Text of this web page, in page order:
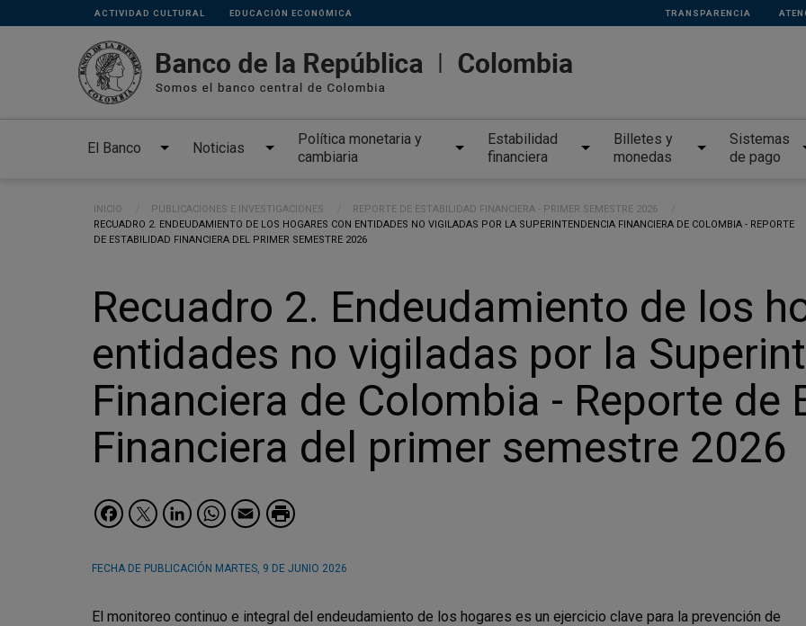
Pasar al contenido principal
Links
secundarios
ACTIVIDAD CULTURAL EDUCACIÓN ECONÓMICA TRANSPARENCIA
El Banco Noticias
Política monetaria y
cambiaria
Estabilidad
financiera
Billetes y
monedas
Sistemas
de pago
Ruta de navegación
INICIO PUBLICACIONES E INVESTIGACIONES
REPORTE DE ESTABILIDAD FINANCIERA - PRIMER SEMESTRE 2026
CURRENT:
RECUADRO 2. ENDEUDAMIENTO DE LOS HOGARES CON ENTIDADES NO VIGILADAS POR LA SUPERINTENDENCIA FINANCIERA DE COLOMBIA - REPORTE
DE ESTABILIDAD FINANCIERA DEL PRIMER SEMESTRE 2026
Recuadro 2. Endeudamiento de los
entidades no vigiladas por la
Financiera de Colombia - Reporte de
Financiera del primer semestre 2026
Facebook
Twitter
LinkedIn
WhatsApp
Email
FECHA DE PUBLICACIÓN MARTES, 9 DE JUNIO 2026
El monitoreo continuo e integral del endeudamiento de los hogares es un ejercicio clave para la prevención de